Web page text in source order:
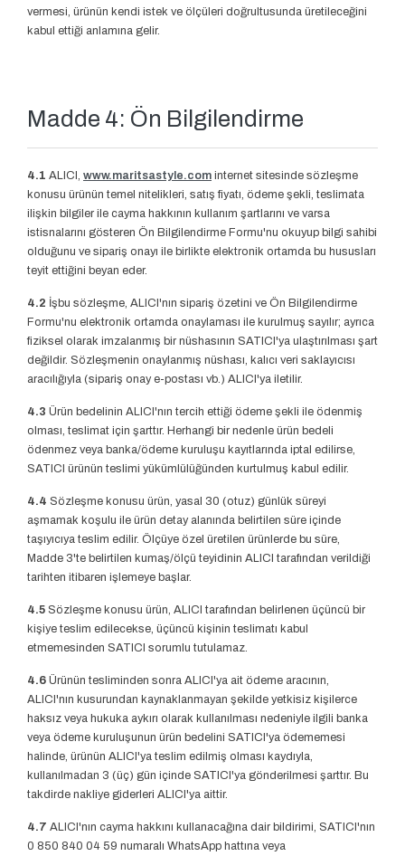
vermesi, ürünün kendi istek ve ölçüleri doğrultusunda üretileceğini
kabul ettiği anlamına gelir.
Madde 4: Ön Bilgilendirme
4.1 ALICI, www.maritsastyle.com internet sitesinde sözleşme
konusu ürünün temel nitelikleri, satış fiyatı, ödeme şekli, teslimata
ilişkin bilgiler ile cayma hakkının kullanım şartlarını ve varsa
istisnalarını gösteren Ön Bilgilendirme Formu'nu okuyup bilgi sahibi
olduğunu ve sipariş onayı ile birlikte elektronik ortamda bu hususları
teyit ettiğini beyan eder.
4.2 İşbu sözleşme, ALICI'nın sipariş özetini ve Ön Bilgilendirme
Formu'nu elektronik ortamda onaylaması ile kurulmuş sayılır; ayrıca
fiziksel olarak imzalanmış bir nüshasının SATICI'ya ulaştırılması şart
değildir. Sözleşmenin onaylanmış nüshası, kalıcı veri saklayıcısı
aracılığıyla (sipariş onay e-postası vb.) ALICI'ya iletilir.
4.3 Ürün bedelinin ALICI'nın tercih ettiği ödeme şekli ile ödenmiş
olması, teslimat için şarttır. Herhangi bir nedenle ürün bedeli
ödenmez veya banka/ödeme kuruluşu kayıtlarında iptal edilirse,
SATICI ürünün teslimi yükümlülüğünden kurtulmuş kabul edilir.
4.4 Sözleşme konusu ürün, yasal 30 (otuz) günlük süreyi
aşmamak koşulu ile ürün detay alanında belirtilen süre içinde
taşıyıcıya teslim edilir. Ölçüye özel üretilen ürünlerde bu süre,
Madde 3'te belirtilen kumaş/ölçü teyidinin ALICI tarafından verildiği
tarihten itibaren işlemeye başlar.
4.5 Sözleşme konusu ürün, ALICI tarafından belirlenen üçüncü bir
kişiye teslim edilecekse, üçüncü kişinin teslimatı kabul
etmemesinden SATICI sorumlu tutulamaz.
4.6 Ürünün tesliminden sonra ALICI'ya ait ödeme aracının,
ALICI'nın kusurundan kaynaklanmayan şekilde yetkisiz kişilerce
haksız veya hukuka aykırı olarak kullanılması nedeniyle ilgili banka
veya ödeme kuruluşunun ürün bedelini SATICI'ya ödememesi
halinde, ürünün ALICI'ya teslim edilmiş olması kaydıyla,
kullanılmadan 3 (üç) gün içinde SATICI'ya gönderilmesi şarttır. Bu
takdirde nakliye giderleri ALICI'ya aittir.
4.7 ALICI'nın cayma hakkını kullanacağına dair bildirimi, SATICI'nın
0 850 840 04 59 numaralı WhatsApp hattına veya